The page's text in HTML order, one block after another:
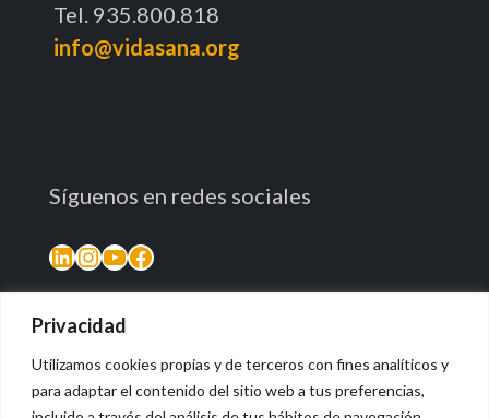
Privacidad
Utilizamos cookies propias y de terceros con fines analíticos y
para adaptar el contenido del sitio web a tus preferencias,
Tel. 935.800.818
info@vidasana.org
Síguenos en redes sociales
LinkedIn
Instagram
YouTube
Facebook